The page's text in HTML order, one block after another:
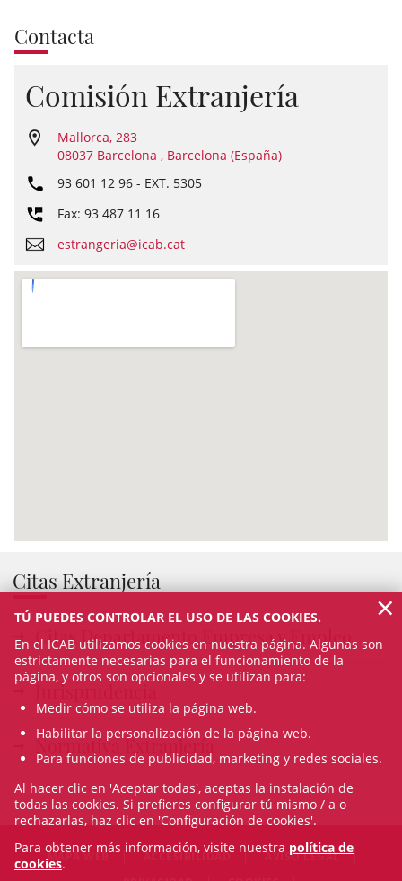
Contacta
Comisión Extranjería
Mallorca, 283
08037 Barcelona , Barcelona (España)
93 601 12 96 - EXT. 5305
Fax: 93 487 11 16
estrangeria@icab.cat
Citas Extranjería
Citas Departamento Empresa y Empleo
Jurisprudencia
Normativa Extranjería
MAPA WEB ACCESIBILIDAD
AVISO LEGAL
TÚ PUEDES CONTROLAR EL USO DE LAS COOKIES.
En el ICAB utilizamos cookies en nuestra página. Algunas son
estrictamente necesarias para el funcionamiento de la
página, y otros son opcionales y se utilizan para:
Medir cómo se utiliza la página web.
Habilitar la personalización de la página web.
Para funciones de publicidad, marketing y redes sociales.
Al hacer clic en 'Aceptar todas', aceptas la instalación de
todas las cookies. Si prefieres configurar tú mismo / a o
rechazarlas, haz clic en 'Configuración de cookies'.
Para obtener más información, visite nuestra política de
cookies.
×